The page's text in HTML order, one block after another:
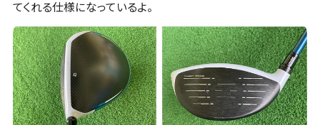
てくれる仕様になっているよ。